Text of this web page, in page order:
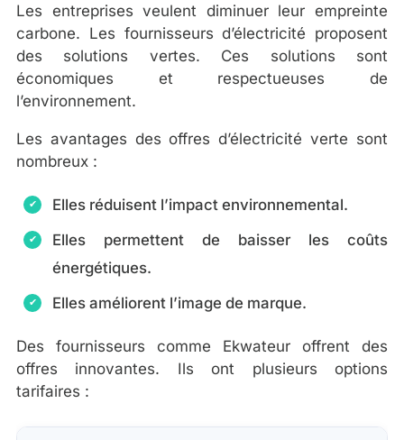
Les entreprises veulent diminuer leur empreinte
carbone. Les fournisseurs d’électricité proposent
des solutions vertes. Ces solutions sont
économiques et respectueuses de
l’environnement.
Les avantages des offres d’électricité verte sont
nombreux :
Elles réduisent l’impact environnemental.
Elles permettent de baisser les coûts
énergétiques.
Elles améliorent l’image de marque.
Des fournisseurs comme Ekwateur offrent des
offres innovantes. Ils ont plusieurs options
tarifaires :